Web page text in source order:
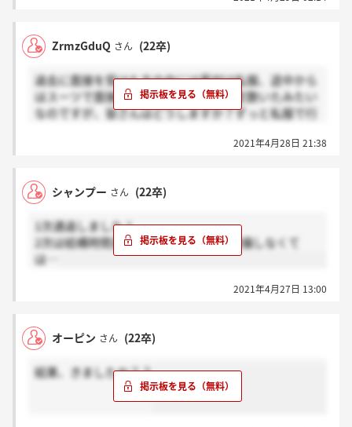
ZrmzGduQ さん (22卒)
過去に面接を受けた方の中には最初は私服、途中から
はスーツで面接に挑んだという方も一定数いたみたい
なのですが、皆さんはどうしますか？ずっと私服で行
2021年4月28日 21:38
シャンプー さん (22卒)
1次通過しました！
2次は結構時間長いですし、しっかり準備しなくて
は…
2021年4月27日 13:00
オーピン さん (22卒)
結果、きましたか？？